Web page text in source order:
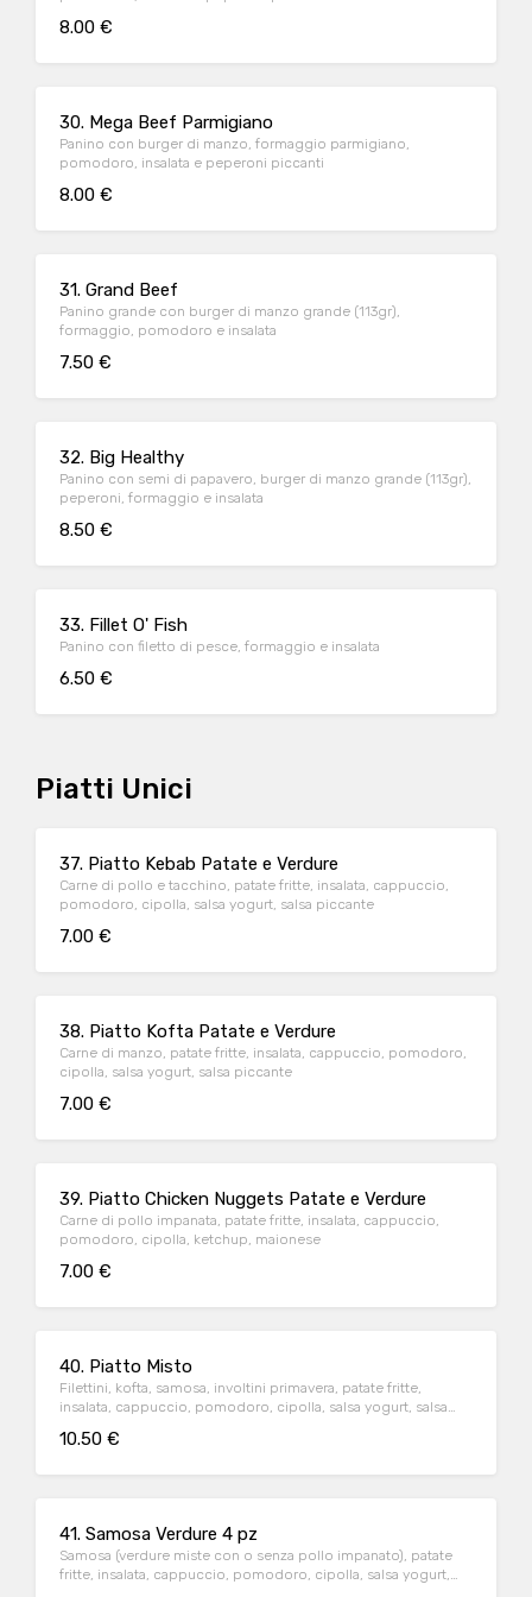
8.00 €
30. Mega Beef Parmigiano
Panino con burger di manzo, formaggio parmigiano,
pomodoro, insalata e peperoni piccanti
8.00 €
31. Grand Beef
Panino grande con burger di manzo grande (113gr),
formaggio, pomodoro e insalata
7.50 €
32. Big Healthy
Panino con semi di papavero, burger di manzo grande (113gr),
peperoni, formaggio e insalata
8.50 €
33. Fillet O' Fish
Panino con filetto di pesce, formaggio e insalata
6.50 €
Piatti Unici
37. Piatto Kebab Patate e Verdure
Carne di pollo e tacchino, patate fritte, insalata, cappuccio,
pomodoro, cipolla, salsa yogurt, salsa piccante
7.00 €
38. Piatto Kofta Patate e Verdure
Carne di manzo, patate fritte, insalata, cappuccio, pomodoro,
cipolla, salsa yogurt, salsa piccante
7.00 €
39. Piatto Chicken Nuggets Patate e Verdure
Carne di pollo impanata, patate fritte, insalata, cappuccio,
pomodoro, cipolla, ketchup, maionese
7.00 €
40. Piatto Misto
Filettini, kofta, samosa, involtini primavera, patate fritte,
insalata, cappuccio, pomodoro, cipolla, salsa yogurt, salsa
10.50 €
41. Samosa Verdure 4 pz
Samosa (verdure miste con o senza pollo impanato), patate
fritte, insalata, cappuccio, pomodoro, cipolla, salsa yogurt,